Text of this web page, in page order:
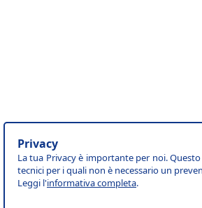
Privacy
La tua Privacy è importante per noi.
tecnici per i quali non è necessario un
Leggi l'informativa completa.